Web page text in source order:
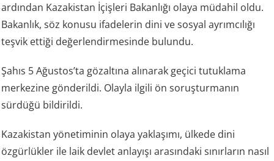
ardından Kazakistan İçişleri Bakanlığı olaya müdahil oldu.
Bakanlık, söz konusu ifadelerin dini ve sosyal ayrımcılığı
teşvik ettiği değerlendirmesinde bulundu.
Şahıs 5 Ağustos’ta gözaltına alınarak geçici tutuklama
merkezine gönderildi. Olayla ilgili ön soruşturmanın
sürdüğü bildirildi.
Kazakistan yönetiminin olaya yaklaşımı, ülkede dini
özgürlükler ile laik devlet anlayışı arasındaki sınırların nasıl